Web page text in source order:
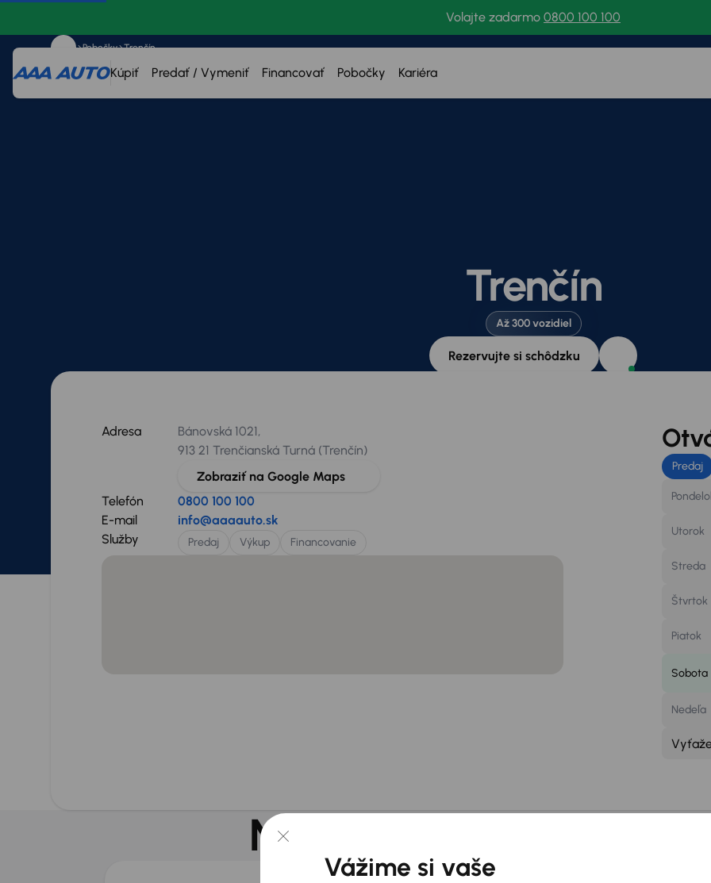
Volajte zadarmo 0800 100 100
Kúpiť Predať / Vymeniť Financovať Pobočky Kariéra
Pobočky Trenčín
Trenčín
Až 300 vozidiel
Rezervujte si schôdzku
Adresa
Bánovská 1021,
913 21 Trenčianská Turná (Trenčín)
Zobraziť na Google Maps
Telefón
0800 100 100
E-mail
info@aaaauto.sk
Služby
Predaj Výkup Financovanie
Predaj
Utorok
Streda
Štvrtok
Piatok
Sobota
Nedeľa
Na pobočke je vám k
Vážime si vaše